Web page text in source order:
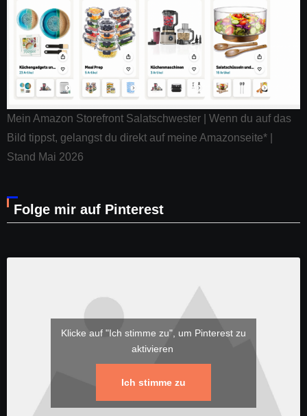
Mein Amazon Storefront Salatschwester | Wenn du auf das
Bild tippst, gelangst du direkt auf meine Amazonseite* |
Stand Mai 2026
Folge mir auf Pinterest
Klicke auf "Ich stimme zu", um Pinterest zu
aktivieren
Ich stimme zu